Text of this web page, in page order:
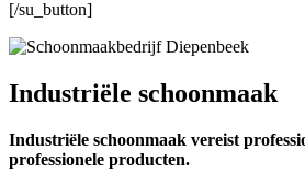
[/su_button]
Industriële schoonmaak
Industriële schoonmaak vereist
professionele producten.